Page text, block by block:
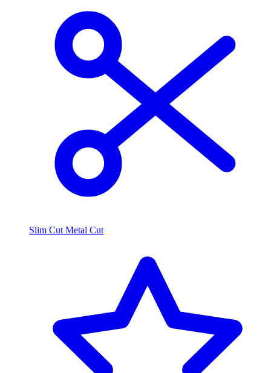
Slim Cut Metal Cut